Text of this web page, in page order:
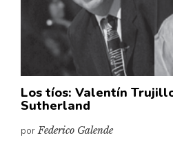
Pensamiento ilustrado
Personaje
Personajes secundarios
Política
Relecturas
Sociedad
Los tíos: Valentín
Sutherland
porFederico Galende